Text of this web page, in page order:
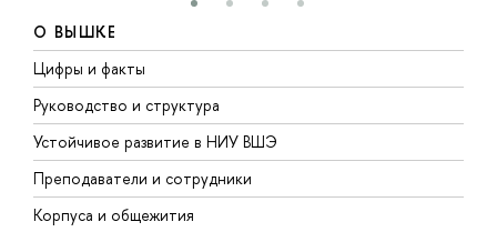
О ВЫШКЕ
Цифры и факты
Руководство и структура
Устойчивое развитие в НИУ ВШЭ
Преподаватели и сотрудники
Корпуса и общежития